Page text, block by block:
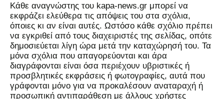
Kάθε αναγνώστης του kapa-news.gr μπορεί να
εκφράζει ελεύθερα τις απόψεις του στα σχόλια,
όποιες κι αν είναι αυτές. Ωστόσο κάθε σχόλιο πρέπει
να εγκριθεί από τους διαχειριστές της σελίδας, οπότε
δημοσιεύεται λίγη ώρα μετά την καταχώρησή του. Τα
μόνα σχόλια που απαγορεύονται και άρα
διαγράφονται είναι όσα περιέχουν υβριστικές ή
προσβλητικές εκφράσεις ή φωτογραφίες, αυτά που
γράφονται μόνο για να προκαλέσουν αναταραχή ή
προσωπική αντιπαράθεση με άλλους χρήστες